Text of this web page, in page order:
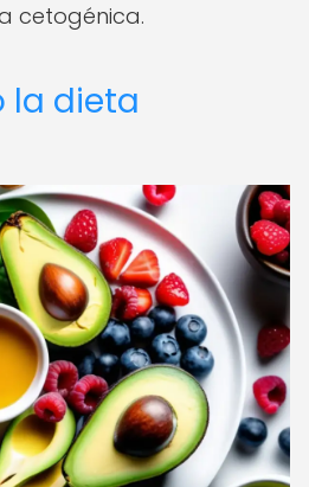
cetogénica.
la dieta